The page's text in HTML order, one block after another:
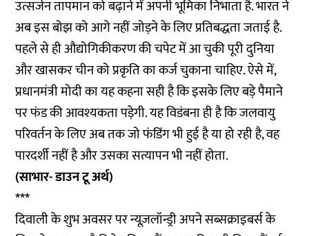
उत्सर्जन तापमान को बढ़ाने में अपनी भूमिका निभाता है. भारत ने
अब इस बोझ को आगे नहीं जोड़ने के लिए प्रतिबद्धता जताई है.
पहले से ही औद्योगिकीकरण की चपेट में आ चुकी पूरी दुनिया
और खासकर चीन को प्रकृति का कर्ज चुकाना चाहिए. ऐसे में,
प्रधानमंत्री मोदी का यह कहना सही है कि इसके लिए बड़े पैमाने
पर फंड की आवश्यकता पड़ेगी. यह विडंबना ही है कि जलवायु
परिवर्तन के लिए अब तक जो फंडिंग भी हुई है या हो रही है, वह
पारदर्शी नहीं है और उसका सत्यापन भी नहीं होता.
(साभार- डाउन टू अर्थ)
***
दिवाली के शुभ अवसर पर न्यूज़लॉन्ड्री अपने सब्सक्राइबर्स के